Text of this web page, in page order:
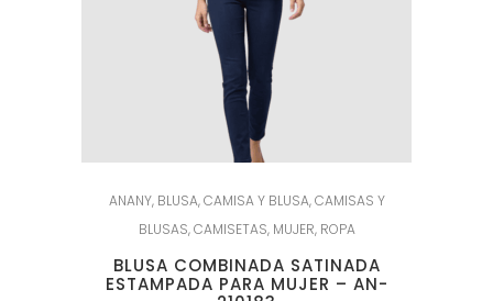
ANANY, BLUSA,CAMISA Y BLUSA,CAMISAS Y
BLUSAS,CAMISETAS, MUJER, ROPA
BLUSA COMBINADA SATINADA
ESTAMPADA PARA MUJER – AN-